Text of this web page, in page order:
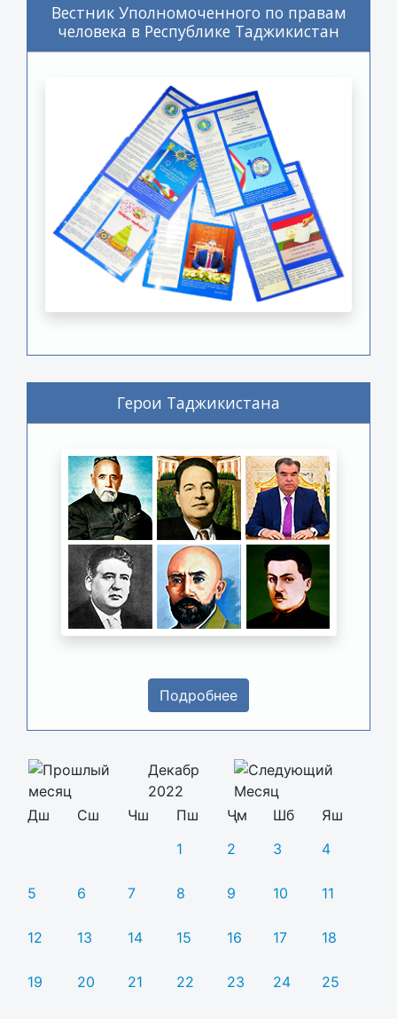
Вестник Уполномоченного по правам
человека в Республике Таджикистан
Герои Таджикистана
Подробнее
Декабр
2022
Дш
Сш Чш Пш Ҷм Шб
Яш
1
2 3 4
5 6 7 8 9 10 11
12 13 14 15 16 17 18
19 20 21 22 23 24 25